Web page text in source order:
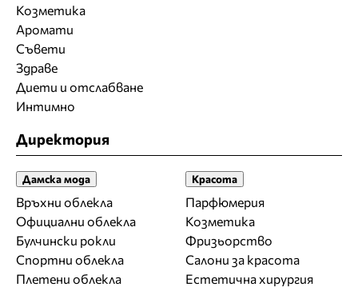
Козметика
Аромати
Съвети
Здраве
Диети и отслабване
Интимно
Директория
Дамска мода
Връхни облекла
Официални облекла
Булчински рокли
Спортни облекла
Плетени облекла
Красота
Парфюмерия
Козметика
Фризьорство
Салони за красота
Естетична хирургия